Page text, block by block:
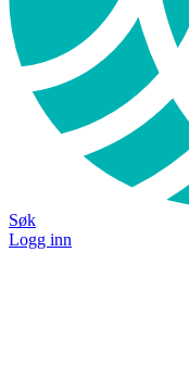
Søk
Logg inn